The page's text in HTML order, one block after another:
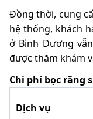
Đồng thời, cung
hệ thống, khách
ở Bình Dương
được thăm khám
Chi phí bọc răng
Dịch vụ